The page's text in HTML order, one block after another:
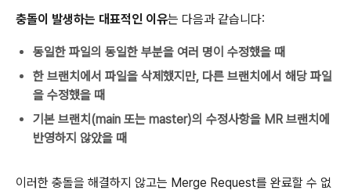
충돌이 발생하는 대표적인 이유는 다음과 같습니다:
동일한 파일의 동일한 부분을 여러 명이 수정했을 때
한 브랜치에서 파일을 삭제했지만, 다른 브랜치에서 해당 파일
을 수정했을 때
기본 브랜치(main 또는 master)의 수정사항을 MR 브랜치에
반영하지 않았을 때
이러한 충돌을 해결하지 않고는 Merge Request를 완료할 수 없